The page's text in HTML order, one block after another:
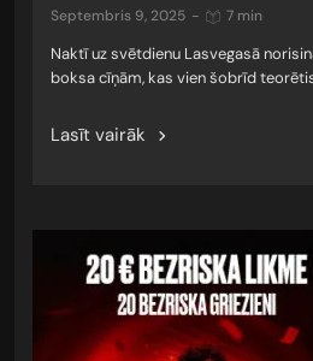
septembris 9, 2025 - 7 min
Naktī uz svētdienu Lasvegasā
boksa cīņām, kas vien šobrīd
Lasīt vairāk